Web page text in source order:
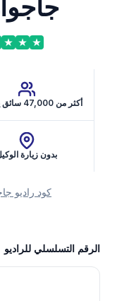
أكثر من 47,000 سائق يثقون بنا
بدون زيارة
كود راديو
احصل على رمز الراديو
الرقم التسلسلي للراديو